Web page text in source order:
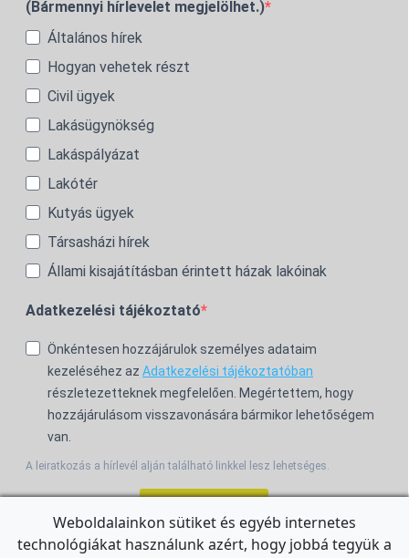
(Bármennyi hírlevelet megjelölhet.)
Általános hírek
Hogyan vehetek részt
Civil ügyek
Lakásügynökség
Lakáspályázat
Lakótér
Kutyás ügyek
Társasházi hírek
Állami kisajátításban érintett házak lakóinak
Adatkezelési tájékoztató
Önkéntesen hozzájárulok személyes adataim
kezeléséhez az Adatkezelési tájékoztatóban
részletezetteknek megfelelően. Megértettem, hogy
hozzájárulásom visszavonására bármikor lehetőségem
van.
A leiratkozás a hírlevél alján található linkkel lesz lehetséges.
Weboldalainkon sütiket és egyéb internetes
technológiákat használunk azért, hogy jobbá tegyük a